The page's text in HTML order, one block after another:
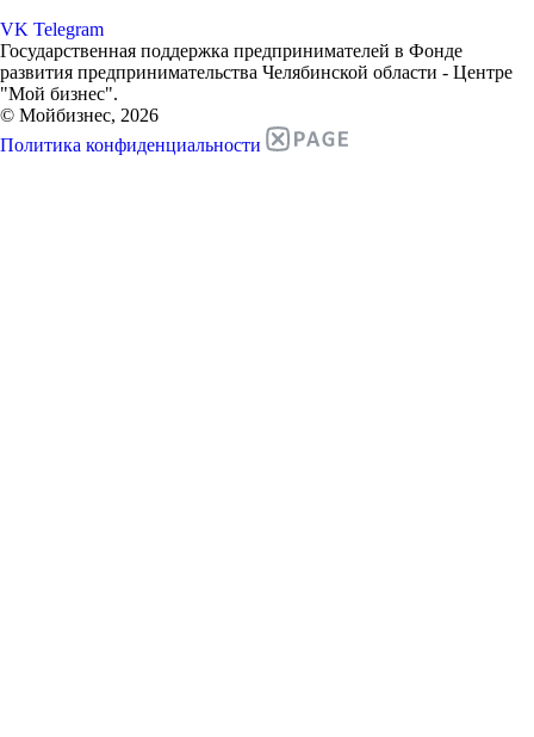
VK Telegram
Государственная поддержка предпринимателей в Фонде
развития предпринимательства Челябинской области - Центре
"Мой бизнес".
© Мойбизнес, 2026
Политика конфиденциальности